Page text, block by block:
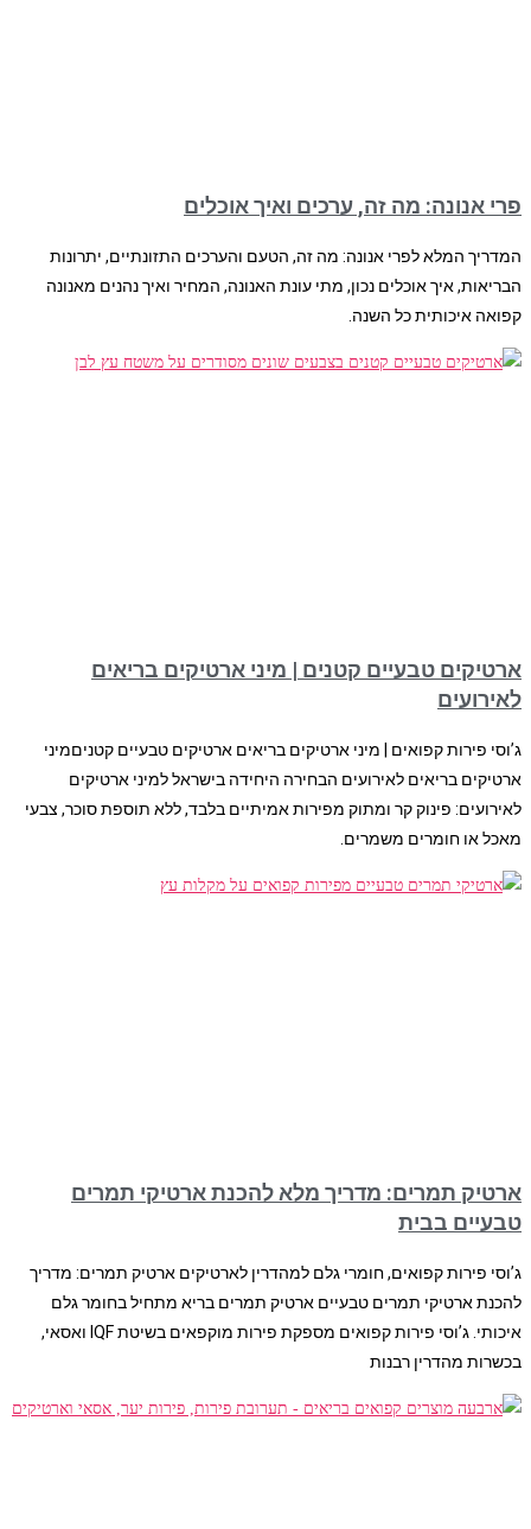
פרי אנונה: מה זה, ערכים ואיך אוכלים
המדריך המלא לפרי אנונה: מה זה, הטעם והערכים התזונתיים, יתרונות
הבריאות, איך אוכלים נכון, מתי עונת האנונה, המחיר ואיך נהנים מאנונה
קפואה איכותית כל השנה.
ארטיקים טבעיים קטנים | מיני ארטיקים בריאים
לאירועים
ג’וסי פירות קפואים | מיני ארטיקים בריאים ארטיקים טבעיים קטניםמיני
ארטיקים בריאים לאירועים הבחירה היחידה בישראל למיני ארטיקים
לאירועים: פינוק קר ומתוק מפירות אמיתיים בלבד, ללא תוספת סוכר, צבעי
מאכל או חומרים משמרים.
ארטיק תמרים: מדריך מלא להכנת ארטיקי תמרים
טבעיים בבית
ג’וסי פירות קפואים, חומרי גלם למהדרין לארטיקים ארטיק תמרים: מדריך
להכנת ארטיקי תמרים טבעיים ארטיק תמרים בריא מתחיל בחומר גלם
איכותי. ג’וסי פירות קפואים מספקת פירות מוקפאים בשיטת IQF ואסאי,
בכשרות מהדרין רבנות